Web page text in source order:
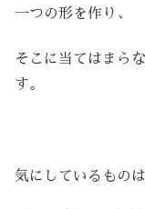
一つの形を作り、
そこに当てはまら
す。
気にしているもの